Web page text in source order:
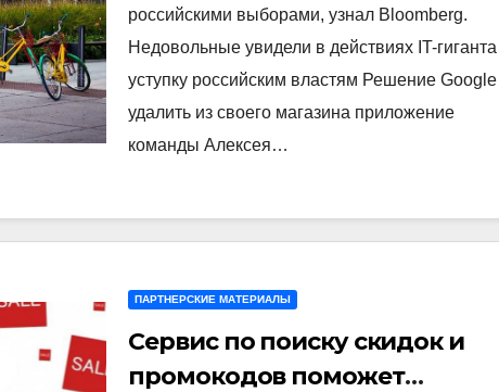
российскими выборами, узнал Bloomberg.
Недовольные увидели в действиях IT-гиганта
уступку российским властям Решение Google
удалить из своего магазина приложение
команды Алексея…
ПАРТНЕРСКИЕ МАТЕРИАЛЫ
Сервис по поиску скидок и
промокодов поможет